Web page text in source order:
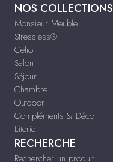
NOS COLLECTIONS
Monsieur Meuble
Stressless®
Celio
Salon
Séjour
Chambre
Outdoor
Compléments & Déco
Literie
RECHERCHE
Rechercher un produit